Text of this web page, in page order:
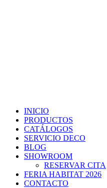
INICIO
PRODUCTOS
CATÁLOGOS
SERVICIO DECO
BLOG
SHOWROOM
RESERVAR CITA
FERIA HABITAT 2026
CONTACTO